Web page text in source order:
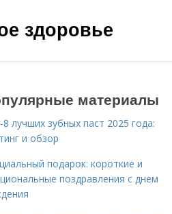
здоровье
материалы
8 лучших зубных паст 2025 года:
и обзор
подарок: короткие и
поздравления с днем